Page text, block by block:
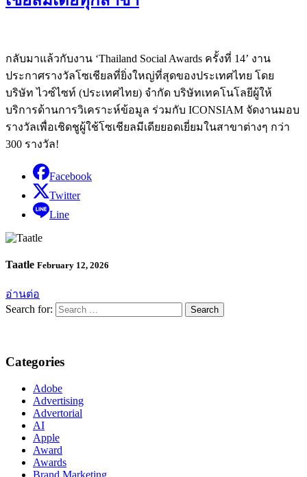
กลับมาแล้วกับงาน ‘Thailand Social Awards ครั้งที่ 14’ งาน
ประกาศรางวัลโซเชียลที่ยิ่งใหญ่ที่สุดของประเทศไทย โดย
บริษัท ไวซ์ไซท์ (ประเทศไทย) จำกัด บริษัทเทคโนโลยีผู้ให้
บริการด้านการวิเคราะห์ข้อมูล ร่วมกับ ICONSIAM จัดงานมอบ
รางวัลเพื่อเชิดชูผู้ใช้โซเชียลมีเดียยอดเยี่ยมในสาขาต่างๆ กว่า
300 รางวัล!
Facebook
Twitter
Line
Taatle February 12, 2026
อ่านต่อ
Search for:
Categories
Adobe
Advertising
Advertorial
AI
Apple
Award
Awards
Brand Marketing